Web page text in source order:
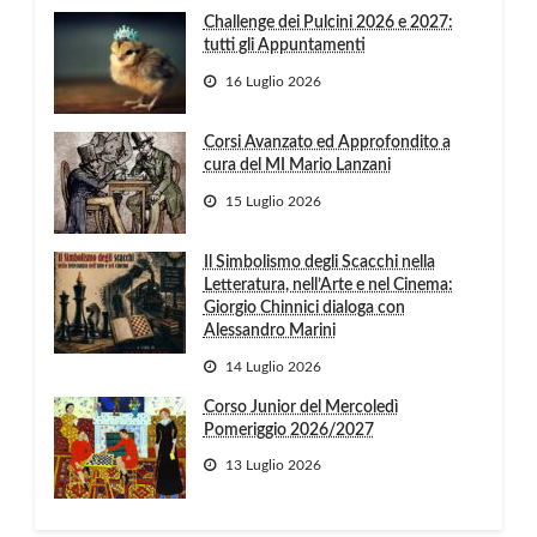
Challenge dei Pulcini 2026 e 2027:
tutti gli Appuntamenti
16 Luglio 2026
Corsi Avanzato ed Approfondito a
cura del MI Mario Lanzani
15 Luglio 2026
Il Simbolismo degli Scacchi nella
Letteratura, nell’Arte e nel Cinema:
Giorgio Chinnici dialoga con
Alessandro Marini
14 Luglio 2026
Corso Junior del Mercoledì
Pomeriggio 2026/2027
13 Luglio 2026